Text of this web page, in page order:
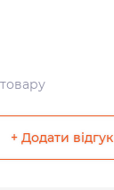
+ Додати відгук